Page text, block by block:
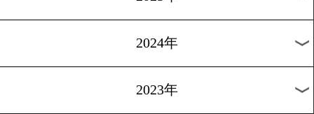
[ランキング]2017.10.5
IBFランク 岩佐亮佑が新王